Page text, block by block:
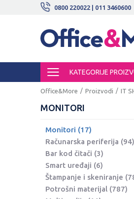
0800 220022 | 011 3460600
ISPORUKE!
KATEGORIJE
Office&More Proizvodi IT
MONITORI
Monitori (17)
Računarska periferija (94)
Bar kod čitači (3)
Smart uređaji (6)
Štampanje i skeniranje
Potrošni materijal (787)